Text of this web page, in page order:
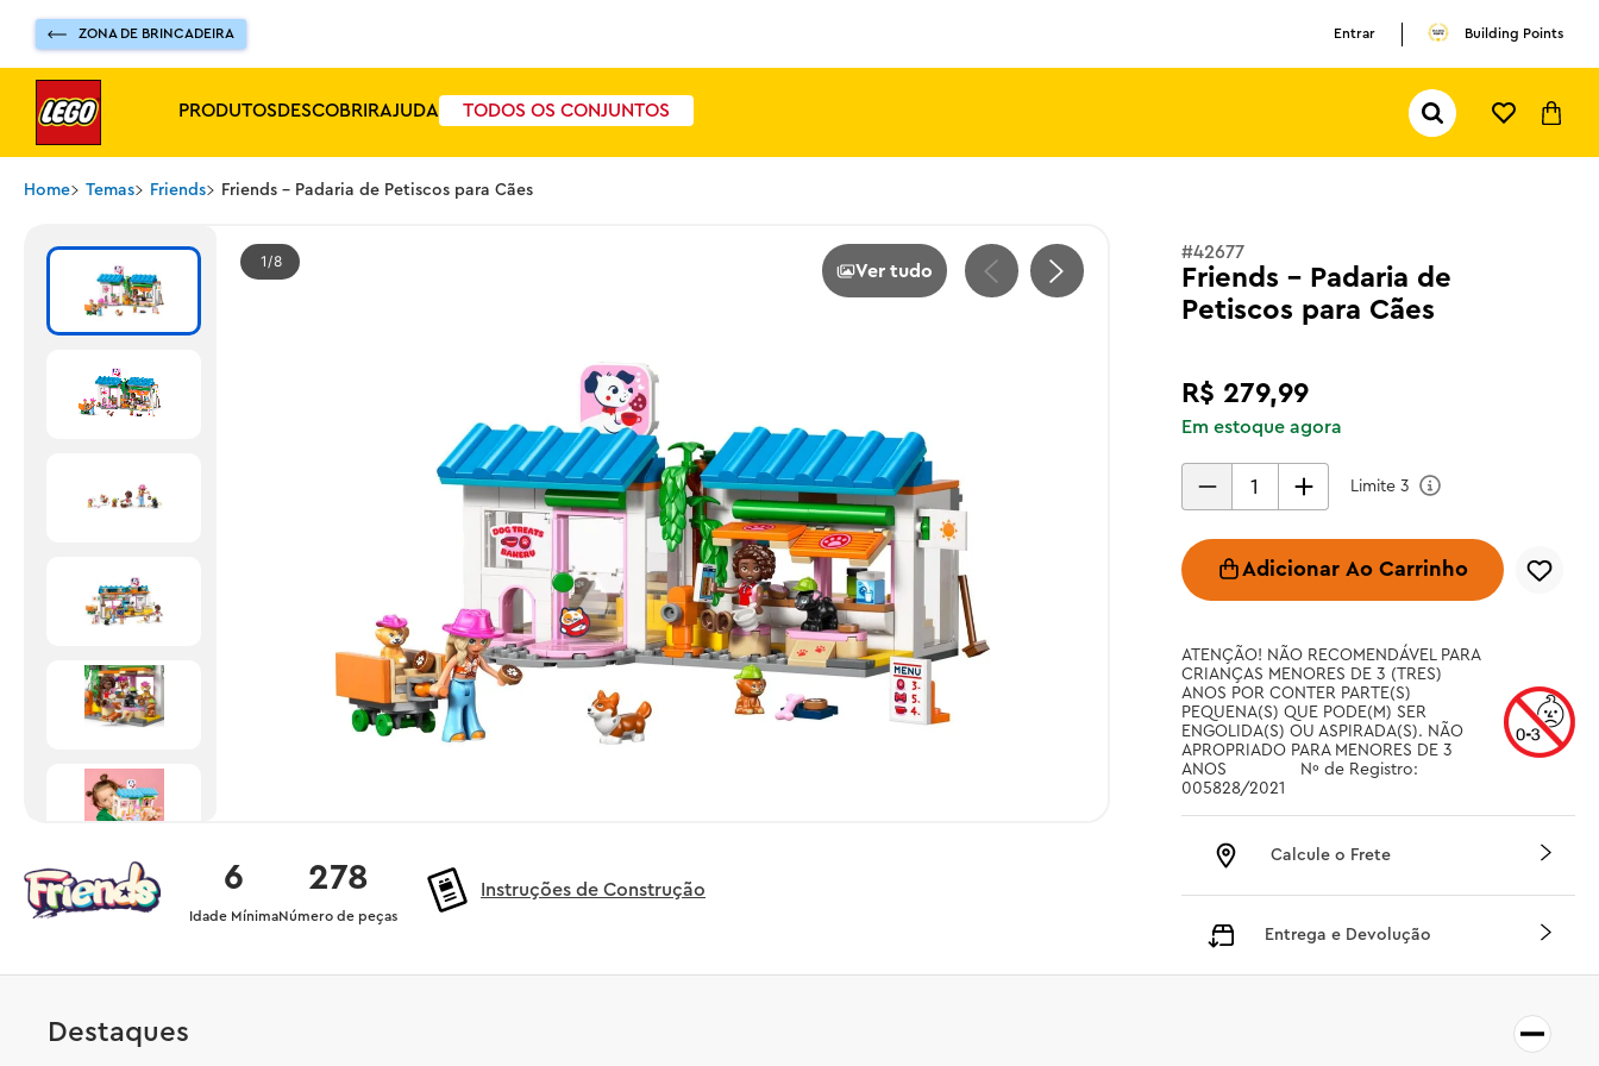
ZONA DE BRINCADEIRA Entrar Building Points
PRODUTOSDESCOBRIRAJUDA TODOS OS CONJUNTOS
Pesquisar...
Home Temas Friends Friends - Padaria de Petiscos para Cães
1 8 Ver tudo
278
Número de peças
6
Idade Mínima
Instruções de Construção
#42677
Friends - Padaria de
Petiscos para Cães
R$ 279,99
Em estoque agora
Limite 3
Adicionar Ao Carrinho
ATENÇÃO! NÃO RECOMENDÁVEL PARA
CRIANÇAS MENORES DE 3 (TRES)
ANOS POR CONTER PARTE(S)
PEQUENA(S) QUE PODE(M) SER
ENGOLIDA(S) OU ASPIRADA(S). NÃO
APROPRIADO PARA MENORES DE 3
ANOS		 Nº de Registro:
005828/2021
Calcule o Frete
Entrega e Devolução
Destaques
pokemon
ferrari